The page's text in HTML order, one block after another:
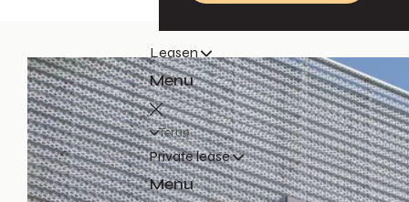
Leasen
Menu
Terug
Private lease
Menu